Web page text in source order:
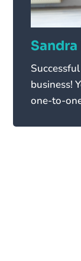
business!
one-to-